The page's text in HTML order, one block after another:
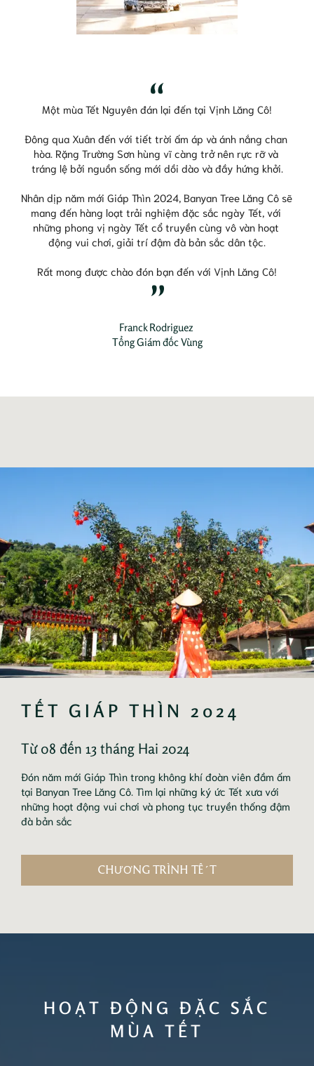
Một mùa Tết Nguyên đán lại đến tại Vịnh Lăng Cô!
Đông qua Xuân đến với tiết trời ấm áp và ánh nắng chan
hòa. Rặng Trường Sơn hùng vĩ càng trở nên rực rỡ và
tráng lệ bởi nguồn sống mới dồi dào và đầy hứng khởi.
Nhân dịp năm mới Giáp Thìn 2024, Banyan Tree Lăng Cô sẽ
mang đến hàng loạt trải nghiệm đặc sắc ngày Tết, với
những phong vị ngày Tết cổ truyền cùng vô vàn hoạt
động vui chơi, giải trí đậm đà bản sắc dân tộc.
Rất mong được chào đón bạn đến với Vịnh Lăng Cô!
Franck Rodriguez
Tổng Giám đốc Vùng
TẾT GIÁP THÌN 2024
Từ 08 đến 13 tháng Hai 2024
Đón năm mới Giáp Thìn trong không khí đoàn viên đầm ấm
tại Banyan Tree Lăng Cô. Tìm lại những ký ức Tết xưa với
những hoạt động vui chơi và phong tục truyền thống đậm
đà bản sắc
CHƯƠNG TRÌNH TẾT
HOẠT ĐỘNG ĐẶC SẮC
MÙA TẾT